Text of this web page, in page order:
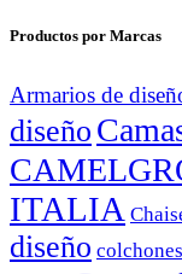
Productos por Marcas
Armarios de
diseño
ITALIA
diseño colchones